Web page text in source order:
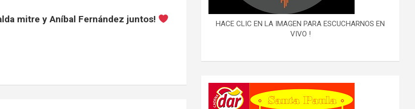
mitre y Aníbal Fernández juntos!
HACE CLIC EN LA IMAGEN PARA ESCUCHARNOS EN
VIVO !